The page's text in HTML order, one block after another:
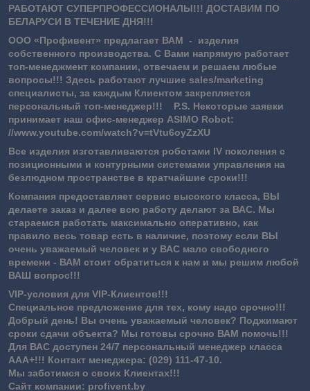
РАБОТАЮТ СУПЕРПРОФЕССИОНАЛЫ!!! ДОСТАВИМ ПО
БЕЛАРУСИ В ТЕЧЕНИЕ ДНЯ!!!
ООО «Профивент» предлагает ВАМ - изделия
собственного производства. С Вами напрямую работает
топ-менеджмент компании, отвечаем и решаем любые
вопросы!!! Здесь работают лучшие sales/marketing
специалисты, за каждым Клиентом закрепляется
персональный топ-менеджер!!! P.S. Некоторые заявки
принимает наш офис-менеджер ASIMO Robot:
//www.youtube.com/watch?v=tVtu6oyZzXU
Все изделия изготавливаются роботами IV поколения с
позиционными и контурными системами управления на
безлюдном пространстве в кратчайшие сроки!!!
Компания предоставляет сервис высокого класса, ВЫ
делаете заказ и далее всю работу делают за ВАС. Мы
стараемся работать максимально оперативно, как
правило весь товар есть в наличие, поэтому если ВЫ
очень уважаемый человек и у ВАС мало свободного
времени - ВАМ стоит обратиться к нам и мы решим любой
ВАШ вопрос!!!
VIP-условия для VIP-Клиентов!!!
Специальное предложение для тех, кому надо срочно!!!
Добрый день! Вы очень уважаемый человек? Поджимают
сроки сдачи объекта? Мы готовы срочно ВАМ помочь!!!
Для ВАС доступен 24/7 персональный менеджер класса
ААА+!!! Контакт менеджера: (029) 111-47-10.
Мы заботимся о своих Клиентах!!!
Сайт компании: profivent.by